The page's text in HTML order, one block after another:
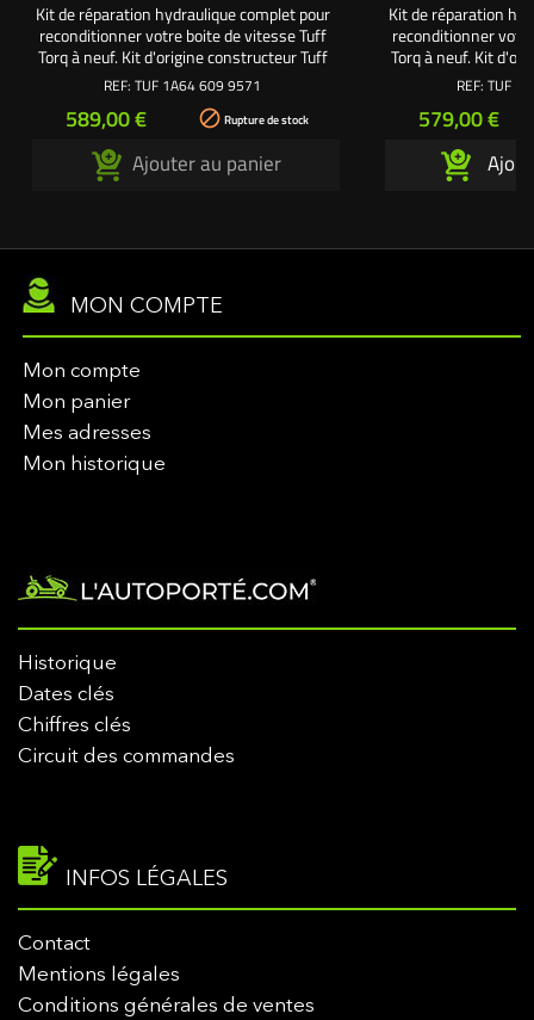
Kit de réparation hydraulique complet pour
reconditionner votre boite de vitesse Tuff
Torq à neuf. Kit d'origine constructeur Tuff
Torq pour boite hydrostatique modèle K46
perçages. Rien ne manque : Corps de
pastilles, ressorts Référence origine
REF: TUF 1A64 609 9571
Prix
589,00 €  Rupture de stock
Ajouter au panier
Kit de réparation
reconditionner
Torq à neuf. Kit
Torq ® pour boite
spi, joints
REF: TUF
Prix
579,00 €
MON COMPTE
Mon compte
Mon panier
Mes adresses
Mon historique
Historique
Dates clés
Chiffres clés
Circuit des commandes
INFOS LÉGALES
Contact
Mentions légales
Conditions générales de ventes